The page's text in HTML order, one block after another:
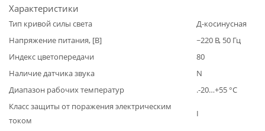
Характеристики
Тип кривой силы света
Д-косинусная
Напряжение питания, [В]
~220 В, 50 Гц
Индекс цветопередачи
80
Наличие датчика звука
N
Диапазон рабочих температур
.-20…+55 °С
Класс защиты от поражения электрическим
током
I